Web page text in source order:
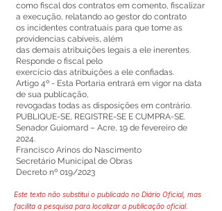
como fiscal dos contratos em comento, fiscalizar
a execução, relatando ao gestor do contrato
os incidentes contratuais para que tome as
providencias cabíveis, além
das demais atribuições legais a ele inerentes.
Responde o fiscal pelo
exercício das atribuições a ele confiadas.
Artigo 4º - Esta Portaria entrará em vigor na data
de sua publicação,
revogadas todas as disposições em contrário.
PUBLIQUE-SE, REGISTRE-SE E CUMPRA-SE.
Senador Guiomard – Acre, 19 de fevereiro de
2024.
Francisco Arinos do Nascimento
Secretário Municipal de Obras
Decreto nº 019/2023
Este texto não substitui o publicado no Diário Oficial, mas
facilita a pesquisa para localizar a publicação oficial.